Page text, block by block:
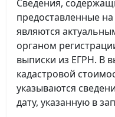
Сведения,
предоставленные
являются
органом
выписки из ЕГРН. В
кадастровой
указываются
дату, указанную в